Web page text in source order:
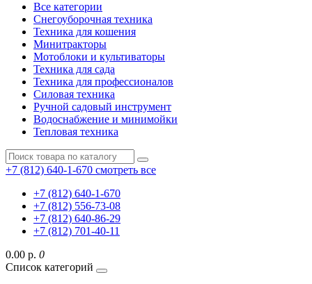
Все категории
Снегоуборочная техника
Техника для кошения
Минитракторы
Мотоблоки и культиваторы
Техника для сада
Техника для профессионалов
Силовая техника
Ручной садовый инструмент
Водоснабжение и минимойки
Тепловая техника
+7 (812) 640-1-670 смотреть все
+7 (812) 640-1-670
+7 (812) 556-73-08
+7 (812) 640-86-29
+7 (812) 701-40-11
0.00 р. 0
Список категорий